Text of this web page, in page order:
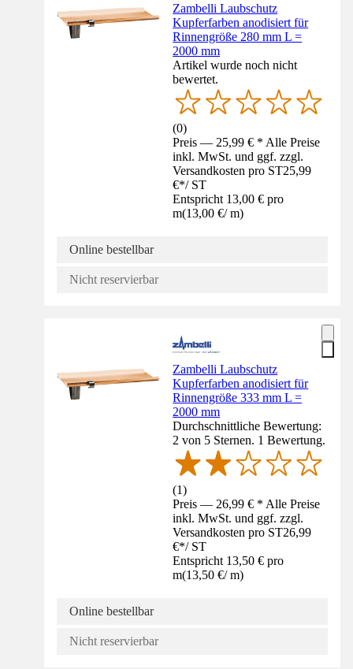
Zambelli Laubschutz
Kupferfarben anodisiert für
Rinnengröße 280 mm L =
2000 mm
Artikel wurde noch nicht
bewertet.
(0)
Preis — 25,99 € * Alle Preise
inkl. MwSt. und ggf. zzgl.
Versandkosten pro ST25,99
€*/ ST
Entspricht 13,00 € pro
m(13,00 €/ m)
Online bestellbar
Nicht reservierbar
Zambelli Laubschutz
Kupferfarben anodisiert für
Rinnengröße 333 mm L =
2000 mm
Durchschnittliche Bewertung:
2 von 5 Sternen. 1 Bewertung.
(1)
Preis — 26,99 € * Alle Preise
inkl. MwSt. und ggf. zzgl.
Versandkosten pro ST26,99
€*/ ST
Entspricht 13,50 € pro
m(13,50 €/ m)
Online bestellbar
Nicht reservierbar